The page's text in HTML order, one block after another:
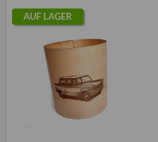
AUF LAGER